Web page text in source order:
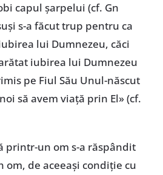
capul șarpelui (cf. Gn
s-a făcut trup pentru ca
lui Dumnezeu, căci
iubirea lui Dumnezeu
pe Fiul Său Unul-născut
să avem viață prin El» (cf.
printr-un om s-a răspândit
om, de aceeași condiție cu